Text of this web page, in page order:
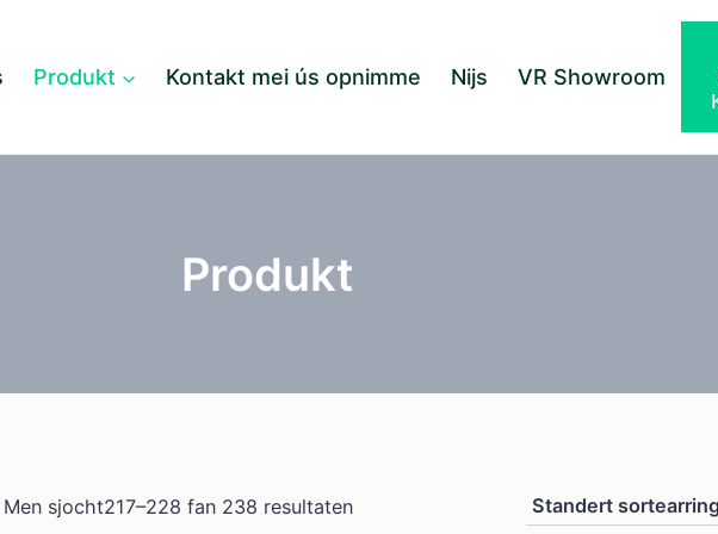
Produkt Kontakt mei ús opnimme Nijs VR Showroom
Produkt
Men sjocht217–228 fan 238 resultaten